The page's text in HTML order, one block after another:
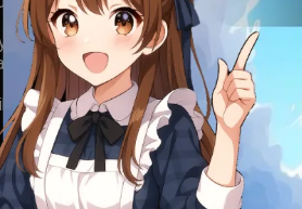
dan tali penahannya yang
pantatnya. Dia terlihat begitu
Dia tahu kalau aku pasti akan
dari para pria di area kolam
ke tubuhnya. Dia menoleh ke arahku